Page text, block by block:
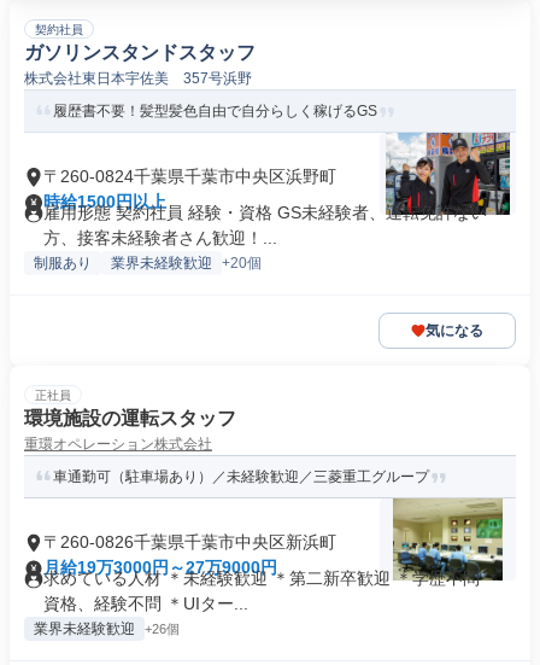
契約社員
ガソリンスタンドスタッフ
株式会社東日本宇佐美 357号浜野
履歴書不要！髪型髪色自由で自分らしく稼げるGS
〒260-0824千葉県千葉市中央区浜野町
時給1500円以上
雇用形態 契約社員 経験・資格 GS未経験者、運転免許ない
方、接客未経験者さん歓迎！...
制服あり 業界未経験歓迎 +20個
気になる
正社員
環境施設の運転スタッフ
重環オペレーション株式会社
車通勤可（駐車場あり）／未経験歓迎／三菱重工グループ
〒260-0826千葉県千葉市中央区新浜町
月給19万3000円～27万9000円
求めている人材 ＊未経験歓迎 ＊第二新卒歓迎 ＊学歴不問 ＊
資格、経験不問 ＊UIター...
業界未経験歓迎 +26個